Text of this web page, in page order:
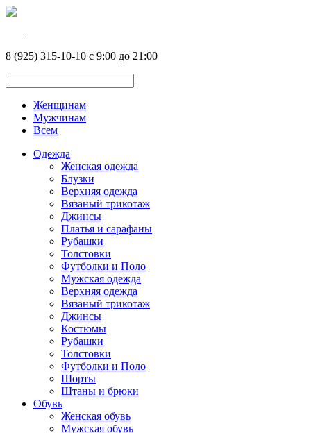
8 (925) 315-10-10 с 9:00 до 21:00
Женщинам
Мужчинам
Всем
Одежда
Женская одежда
Блузки
Верхняя одежда
Вязаный трикотаж
Джинсы
Платья и сарафаны
Рубашки
Толстовки
Футболки и Поло
Мужская одежда
Верхняя одежда
Вязаный трикотаж
Джинсы
Костюмы
Рубашки
Толстовки
Футболки и Поло
Шорты
Штаны и брюки
Обувь
Женская обувь
Мужская обувь